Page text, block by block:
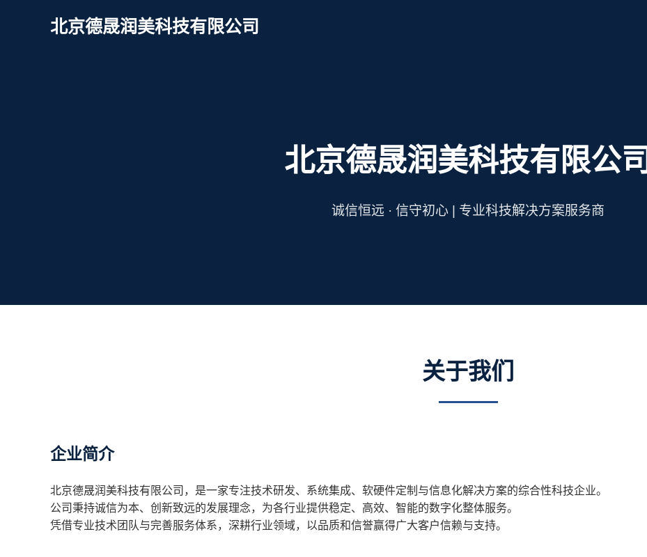
北京德晟润美科技有限公司
北京德晟润美科技有限公司
诚信恒远 · 信守初心 | 专业科技解决方案服务商
关于我们
企业简介
北京德晟润美科技有限公司，是一家专注技术研发、系统集成、软硬件定制与信息化解决方案的综合性科技企业。
公司秉持诚信为本、创新致远的发展理念，为各行业提供稳定、高效、智能的数字化整体服务。
凭借专业技术团队与完善服务体系，深耕行业领域，以品质和信誉赢得广大客户信赖与支持。